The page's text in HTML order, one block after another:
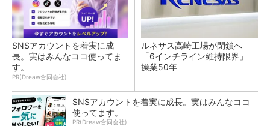
SNSアカウントを着実に成
長。実はみんなココ使ってま
す。
PR(Dreaw合同会社)
ルネサス高崎工場が閉鎖へ
「6インチライン維持限界」
操業50年
SNSアカウントを着実に成長。実はみんなココ
使ってます。
PR(Dreaw合同会社)